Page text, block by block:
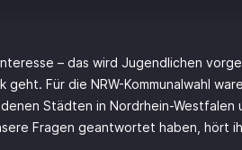
– das wird Jugendlichen
geht. Für die NRW-Kommunalwahl
Städten in Nordrhein-Westfalen
Fragen geantwortet haben, hört